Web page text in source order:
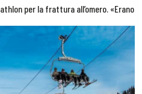
per la frattura all’omero. «Erano